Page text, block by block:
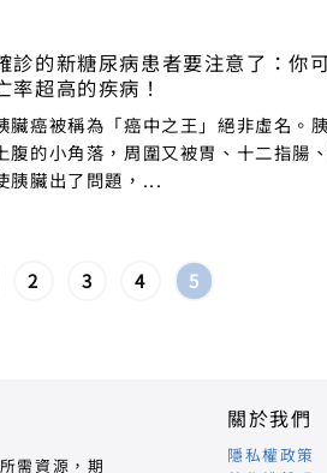
診的新糖尿病患者要注意了：你
率超高的疾病！
臟癌被稱為「癌中之王」絕非虛名。
上腹的小角落，周圍又被胃、十二指腸
胰臟出了問題，...
2 3 4 5
需資源，期
關於我們
隱私權政策